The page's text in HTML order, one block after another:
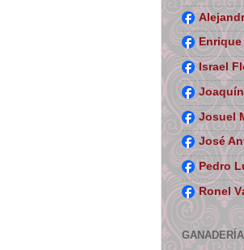
Enrique
Israel
Josuel
José
Pedro
Ronel